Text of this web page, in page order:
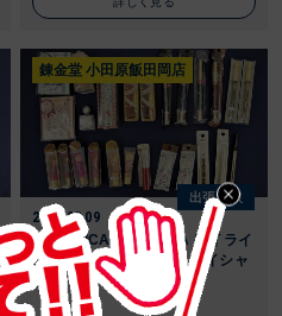
錬金堂 小田原飯田岡店
出張買取
2020.08.09
MAJOLICA MAJORCA アイライ
ナー アイブロー チーク アイシャ
ドー リ ...